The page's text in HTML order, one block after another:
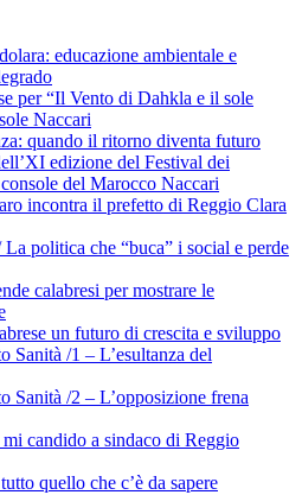
educazione ambientale e
per “Il Vento di Dahkla e il sole
Naccari
quando il ritorno diventa futuro
edizione del Festival dei
del Marocco Naccari
incontra il prefetto di Reggio Clara
politica che “buca” i social e perde
calabresi per mostrare le
un futuro di crescita e sviluppo
Sanità /1 – L’esultanza del
Sanità /2 – L’opposizione frena
candido a sindaco di Reggio
quello che c’è da sapere